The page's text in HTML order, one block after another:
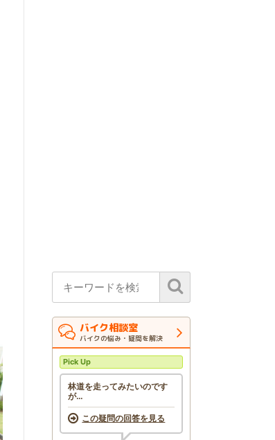
バイク相談室
バイクの悩み・疑問を解決
Pick Up
林道を走ってみたいのです
が…
この疑問の回答を見る